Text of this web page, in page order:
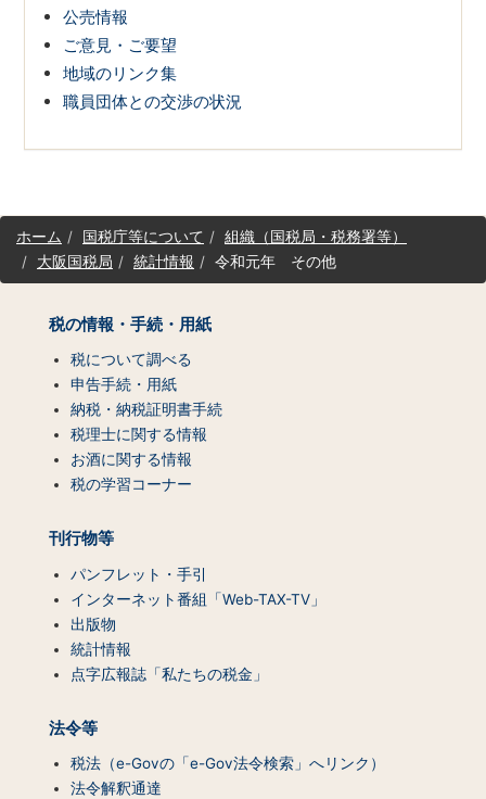
公売情報
ご意見・ご要望
地域のリンク集
職員団体との交渉の状況
サ
イホーム 国税庁等について
組織（国税局・税務署等）
大阪国税局
統計情報 令和元年 その他
税の情報・手続・用紙
税について調べる
申告手続・用紙
納税・納税証明書手続
税理士に関する情報
お酒に関する情報
税の学習コーナー
刊行物等
パンフレット・手引
インターネット番組「Web-TAX-TV」
出版物
統計情報
点字広報誌「私たちの税金」
法令等
税法（e-Govの「e-Gov法令検索」へリンク）
法令解釈通達